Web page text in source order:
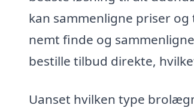
kan sammenligne priser
nemt finde og
bestille tilbud direkte,
Uanset hvilken type